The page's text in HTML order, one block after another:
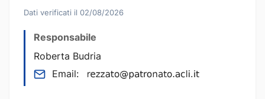
Dati verificati il 02/08/2026
Responsabile
Roberta Budria
Email: